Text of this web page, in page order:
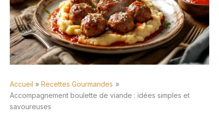
Accueil
Recettes Gourmandes
Accompagnement boulette de viande : idées simples et
savoureuses